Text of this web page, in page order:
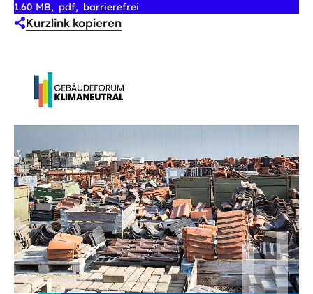
1.60 MB pdf barrierefrei
Kurzlink kopieren